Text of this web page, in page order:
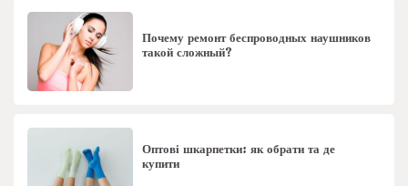
Почему ремонт беспроводных наушников
такой сложный?
Оптові шкарпетки: як обрати та де
купити